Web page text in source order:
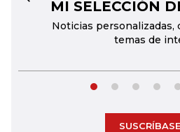
MI SELECCIÓN
Noticias personalizadas,
temas de
←